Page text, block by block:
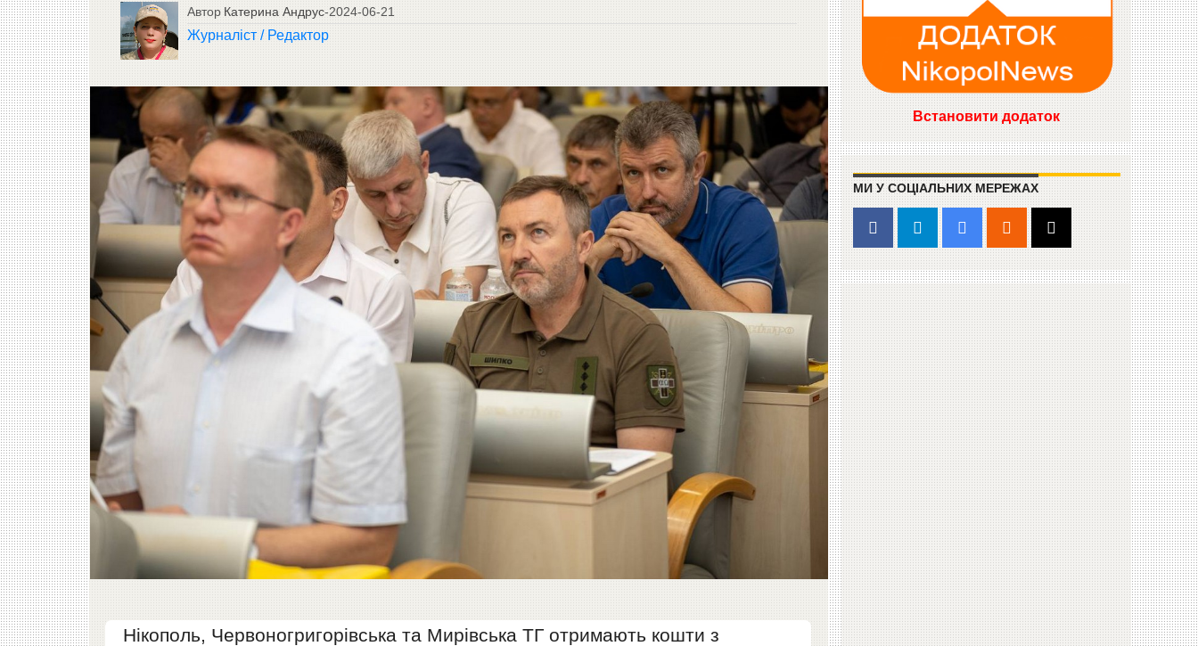
Автор Катерина Андрус-2024-06-21
Журналіст / Редактор
Нікополь, Червоногригорівська та Мирівська ТГ отримають кошти з
Встановити додаток
МИ У СОЦІАЛЬНИХ МЕРЕЖАХ